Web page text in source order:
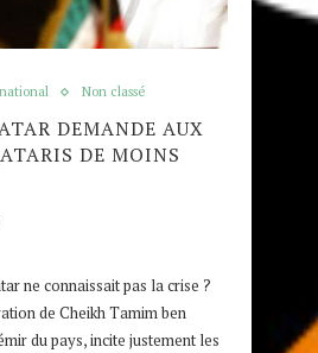
Non classé
DEMANDE AUX
DE MOINS
ne connaissait pas la crise ?
de Cheikh Tamim ben
du pays, incite justement les